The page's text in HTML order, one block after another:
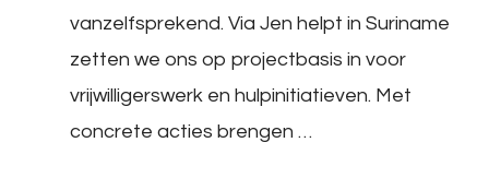
vanzelfsprekend. Via Jen helpt in Suriname
zetten we ons op projectbasis in voor
vrijwilligerswerk en hulpinitiatieven. Met
concrete acties brengen …